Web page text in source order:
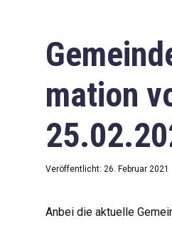
Downloads
Impressum
Datenschutzerklärung
mation
Veröffentlicht: 26. Februar 2021
Anbei die aktuelle